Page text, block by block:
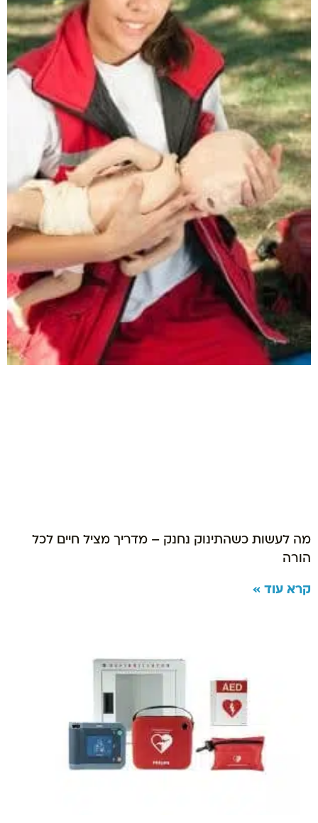
מה לעשות כשהתינוק נחנק – מדריך מציל חיים לכל
הורה
קרא עוד »